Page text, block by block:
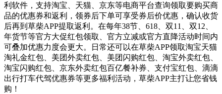
利软件，支持淘宝、天猫、京东等电商平台查询领取要购买商
品的优惠券和返利，领券后下单可享受券后价优惠，确认收货
后再到草柴APP提取返利。在每年38节、618、双11、双12、
年货节等官方大促红包领取、官方立减或官方直降活动时间内
可叠加优惠力度会更大。日常还可以在草柴APP领取淘宝天猫
淘礼金红包、美团外卖红包、美团闪购红包、淘宝外卖红包、
淘宝闪购红包、京东外卖红包百亿餐补券、支付宝红包、滴滴
出行打车代驾优惠券等更多福利活动，草柴APP主打让您省钱
购！